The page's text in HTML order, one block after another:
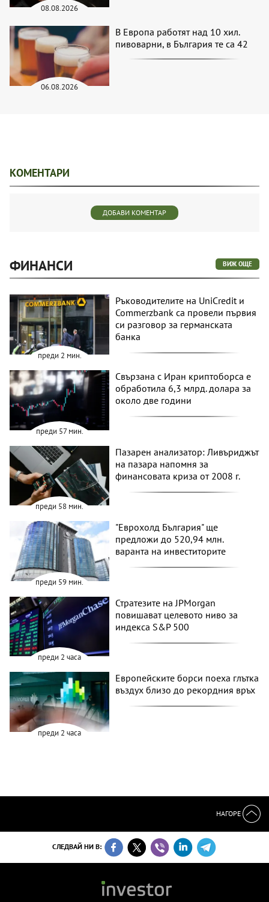
08.08.2026
06.08.2026
В Европа работят над 10 хил.
пивоварни, в България те са 42
КОМЕНТАРИ
ДОБАВИ КОМЕНТАР
ФИНАНСИ ВИЖ ОЩЕ
преди 2 мин.
Ръководителите на UniCredit и
Commerzbank са провели първия
си разговор за германската
банка
преди 57 мин.
Свързана с Иран криптоборса е
обработила 6,3 млрд. долара за
около две години
преди 58 мин.
Пазарен анализатор: Ливъриджът
на пазара напомня за
финансовата криза от 2008 г.
преди 59 мин.
"Еврохолд България" ще
предложи до 520,94 млн.
варанта на инвеститорите
преди 2 часа
Стратезите на JPMorgan
повишават целевото ниво за
индекса S&P 500
преди 2 часа
Европейските борси поеха глътка
въздух близо до рекордния връх
НАГОРЕ
СЛЕДВАЙ НИ В: